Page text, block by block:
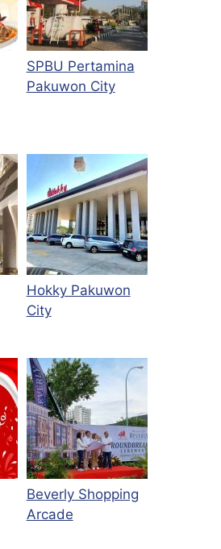
SPBU Pertamina
Pakuwon City
Hokky Pakuwon
City
Beverly Shopping
Arcade